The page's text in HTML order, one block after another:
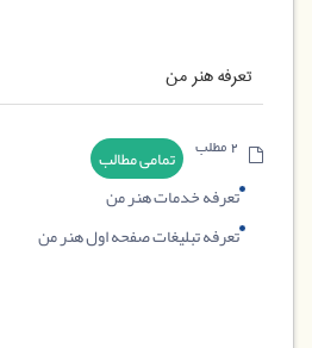
تعرفه هنر من
2 مطلب
تمامی مطالب
تعرفه خدمات هنر من
تعرفه تبلیغات صفحه اول هنر من